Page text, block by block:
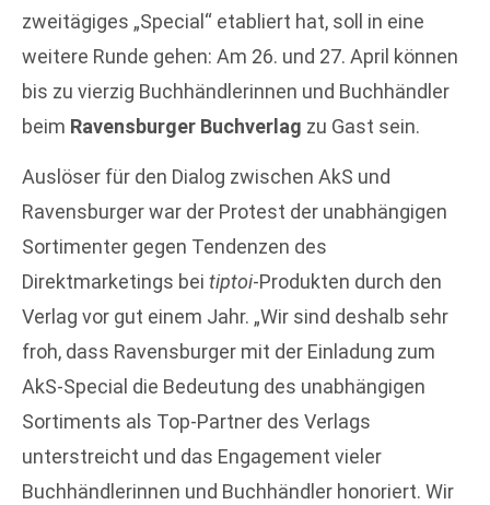
zweitägiges „Special“ etabliert hat, soll in eine
weitere Runde gehen: Am 26. und 27. April können
bis zu vierzig Buchhändlerinnen und Buchhändler
beim Ravensburger Buchverlag zu Gast sein.
Auslöser für den Dialog zwischen AkS und
Ravensburger war der Protest der unabhängigen
Sortimenter gegen Tendenzen des
Direktmarketings bei tiptoi-Produkten durch den
Verlag vor gut einem Jahr. „Wir sind deshalb sehr
froh, dass Ravensburger mit der Einladung zum
AkS-Special die Bedeutung des unabhängigen
Sortiments als Top-Partner des Verlags
unterstreicht und das Engagement vieler
Buchhändlerinnen und Buchhändler honoriert. Wir